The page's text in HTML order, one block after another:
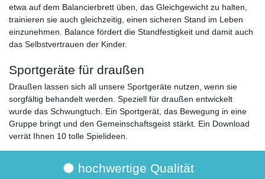
etwa auf dem Balancierbrett üben, das Gleichgewicht zu halten,
trainieren sie auch gleichzeitig, einen sicheren Stand im Leben
einzunehmen. Balance fördert die Standfestigkeit und damit auch
das Selbstvertrauen der Kinder.
Sportgeräte für draußen
Draußen lassen sich all unsere Sportgeräte nutzen, wenn sie
sorgfältig behandelt werden. Speziell für draußen entwickelt
wurde das Schwungtuch. Ein Sportgerät, das Bewegung in eine
Gruppe bringt und den Gemeinschaftsgeist stärkt. Ein Download
verrät Ihnen 10 tolle Spielideen.
hochwertige Qualität